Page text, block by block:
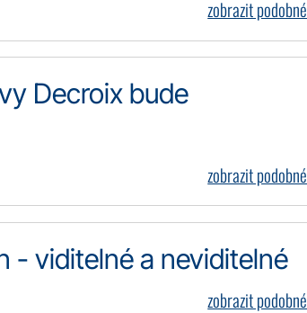
zobrazit podobné
Decroix bude
zobrazit podobné
- viditelné a neviditelné
zobrazit podobné